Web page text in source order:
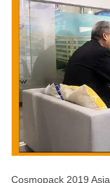
Cosmopack 2019 Asia